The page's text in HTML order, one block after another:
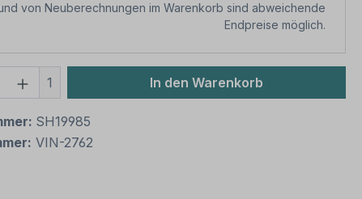
von Neuberechnungen im Warenkorb sind abweichende
Endpreise möglich.
Anzahl: Gib den gewünschten Wert
1 In den Warenkorb
SH19985
VIN-2762